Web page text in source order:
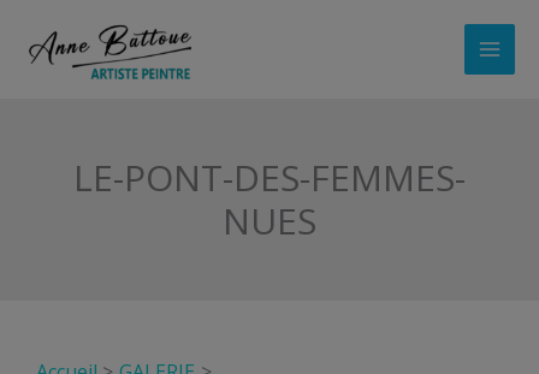
LE-PONT-DES-FEMMES-
NUES